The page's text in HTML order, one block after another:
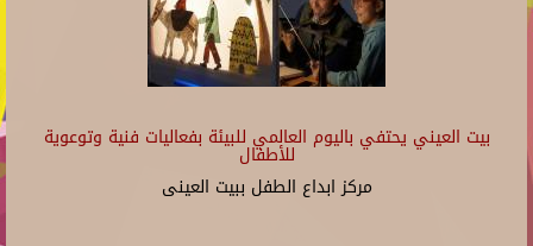
بيت العيني يحتفي باليوم العالمي للبيئة بفعاليات فنية وتوعوية
للأطفال
مركز ابداع الطفل ببيت العينى